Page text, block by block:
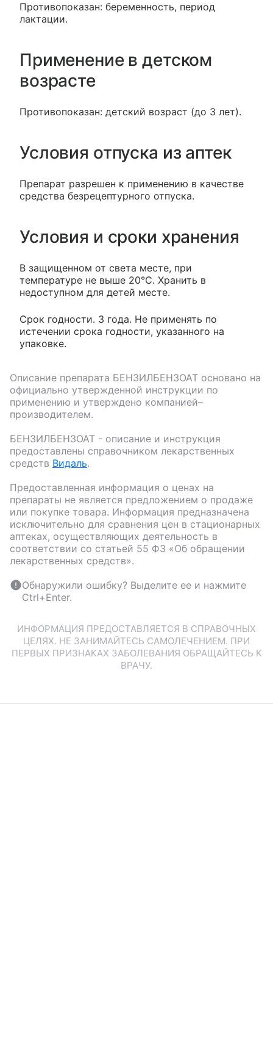
Противопоказан: беременность, период
лактации.
Применение в детском
возрасте
Противопоказан: детский возраст (до 3 лет).
Условия отпуска из аптек
Препарат разрешен к применению в качестве
средства безрецептурного отпуска.
Условия и сроки хранения
В защищенном от света месте, при
температуре не выше 20°С. Хранить в
недоступном для детей месте.
Срок годности. 3 года. Не применять по
истечении срока годности, указанного на
упаковке.
Описание препарата БЕНЗИЛБЕНЗОАТ основано на
официально утвержденной инструкции по
применению и утверждено компанией–
производителем.
БЕНЗИЛБЕНЗОАТ - описание и инструкция
предоставлены справочником лекарственных
средств Видаль.
Предоставленная информация о ценах на
препараты не является предложением о продаже
или покупке товара. Информация предназначена
исключительно для сравнения цен в стационарных
аптеках, осуществляющих деятельность в
соответствии со статьей 55 ФЗ «Об обращении
лекарственных средств».
Обнаружили ошибку? Выделите ее и нажмите
Ctrl+Enter.
ИНФОРМАЦИЯ ПРЕДОСТАВЛЯЕТСЯ В СПРАВОЧНЫХ
ЦЕЛЯХ. НЕ ЗАНИМАЙТЕСЬ САМОЛЕЧЕНИЕМ. ПРИ
ПЕРВЫХ ПРИЗНАКАХ ЗАБОЛЕВАНИЯ ОБРАЩАЙТЕСЬ К
ВРАЧУ.